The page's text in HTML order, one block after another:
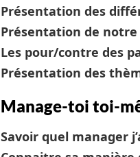
Présentation des
Présentation de
Les pour/contre des
Présentation des
Manage-toi toi-
Savoir quel manager